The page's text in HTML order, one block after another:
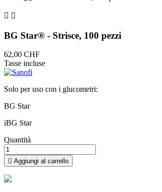
 
BG Star® - Strisce, 100 pezzi
62,00 CHF
Tasse incluse
Solo per uso con i glucometri:
BG Star
iBG Star
Quantità
 Aggiungi al carrello